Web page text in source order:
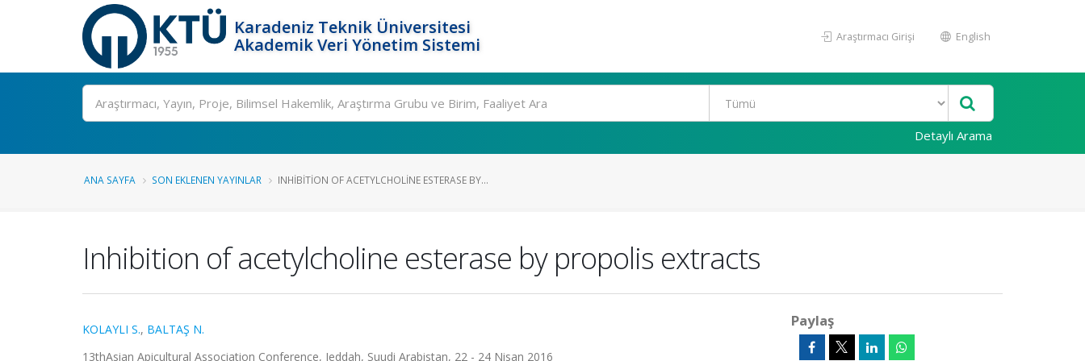
Karadeniz Teknik Üniversitesi
Akademik Veri Yönetim Sistemi
Araştırmacı Girişi English
Ara
Detaylı Arama
ANA SAYFA SON EKLENEN YAYINLAR INHIBITION OF ACETYLCHOLINE ESTERASE BY...
Inhibition of acetylcholine esterase by propolis extracts
KOLAYLI S., BALTAŞ N.
13thAsian Apicultural Association Conference, Jeddah, Suudi Arabistan, 22 - 24 Nisan 2016
Paylaş